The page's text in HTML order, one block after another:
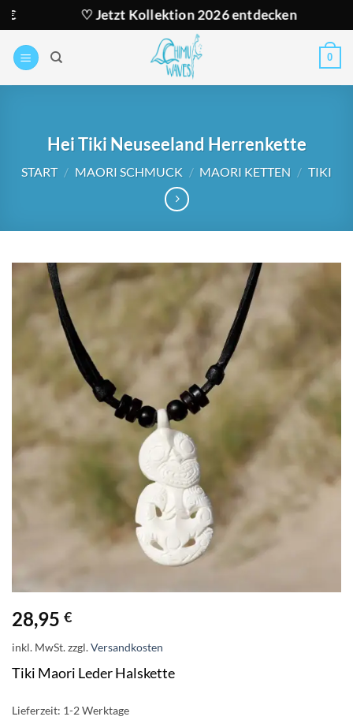
Zum
Inhalt
springen
♡ Jetzt Kollektion 2026 entdecken
0
Hei Tiki Neuseeland Herrenkette
START / MAORI SCHMUCK / MAORI KETTEN / TIKI
28,95 €
inkl. MwSt.zzgl.Versandkosten
Tiki Maori Leder Halskette
Lieferzeit: 1-2 Werktage